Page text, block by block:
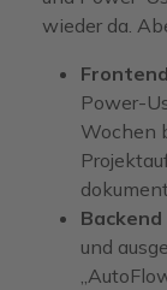
wieder da.
Frontend
Power-
Wochen
Backend
und